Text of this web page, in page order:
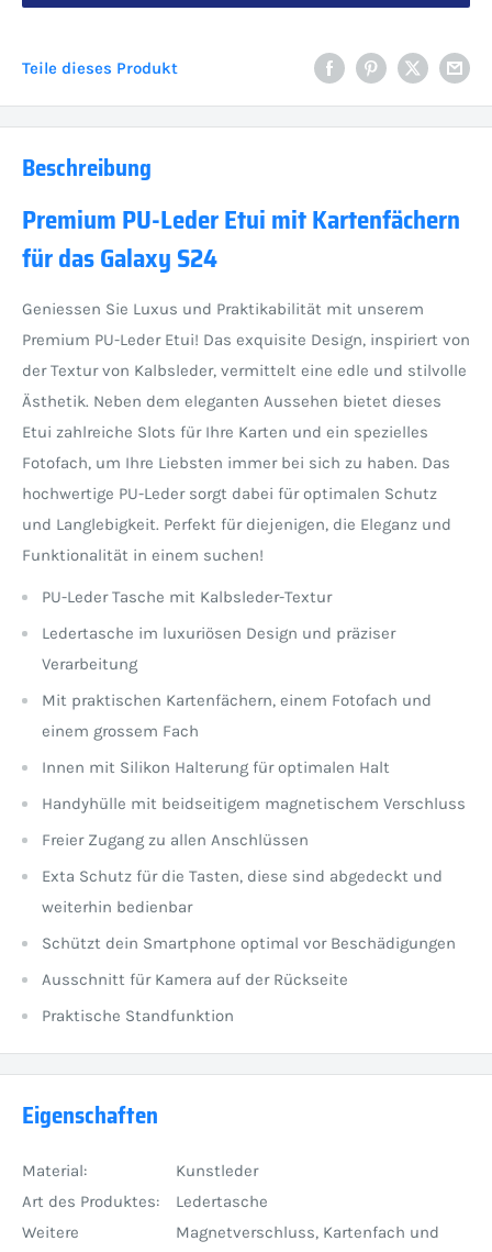
Teile dieses Produkt
Beschreibung
Premium PU-Leder Etui mit Kartenfächern
für das Galaxy S24
Geniessen Sie Luxus und Praktikabilität mit unserem
Premium PU-Leder Etui! Das exquisite Design, inspiriert von
der Textur von Kalbsleder, vermittelt eine edle und stilvolle
Ästhetik. Neben dem eleganten Aussehen bietet dieses
Etui zahlreiche Slots für Ihre Karten und ein spezielles
Fotofach, um Ihre Liebsten immer bei sich zu haben. Das
hochwertige PU-Leder sorgt dabei für optimalen Schutz
und Langlebigkeit. Perfekt für diejenigen, die Eleganz und
Funktionalität in einem suchen!
PU-Leder Tasche mit Kalbsleder-Textur
Ledertasche im luxuriösen Design und präziser
Verarbeitung
Mit praktischen Kartenfächern, einem Fotofach und
einem grossem Fach
Innen mit Silikon Halterung für optimalen Halt
Handyhülle mit beidseitigem magnetischem Verschluss
Freier Zugang zu allen Anschlüssen
Exta Schutz für die Tasten, diese sind abgedeckt und
weiterhin bedienbar
Schützt dein Smartphone optimal vor Beschädigungen
Ausschnitt für Kamera auf der Rückseite
Praktische Standfunktion
Eigenschaften
Material:
Kunstleder
Art des Produktes:
Ledertasche
Weitere
Magnetverschluss, Kartenfach und